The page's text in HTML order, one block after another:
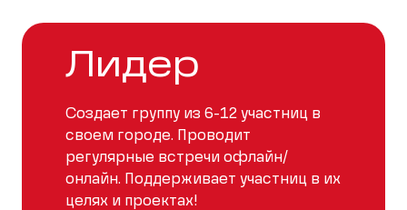
Лидер
Создает группу из 6-12 участниц в
своем городе. Проводит
регулярные встречи офлайн/
онлайн. Поддерживает участниц в их
целях и проектах!